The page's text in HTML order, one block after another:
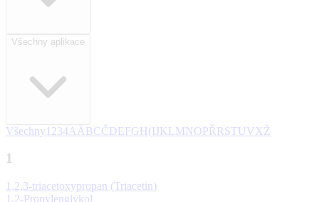
Všechny aplikace
Všechny 1 234A ÄBCČDEFGH(I JKLMNOPŘRSTUVXŽ
1
1,2,3-triacetoxypropan (Triacetin)
1,2-Propylenglykol